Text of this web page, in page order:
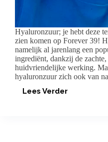
Hyaluronzuur; je hebt deze
zien komen op Forever 39!
namelijk al jarenlang een
ingrediënt, dankzij de zachte,
huidvriendelijke werking.
hyaluronzuur zich ook van
Lees VerderHYALURONZUUR: